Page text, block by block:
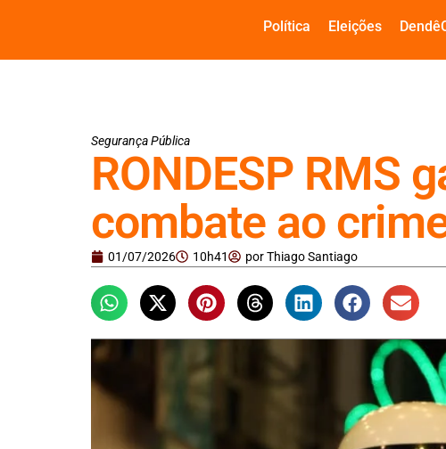
Política Eleições
Segurança Pública
RONDESP RMS
combate ao
01/07/2026 10h41 porThiago Santiago